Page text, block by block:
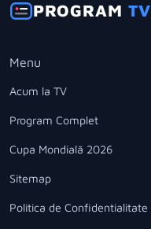
PROGRAMTV
Menu
Acum la TV
Program Complet
Cupa Mondială 2026
Sitemap
Politica de Confidentialitate